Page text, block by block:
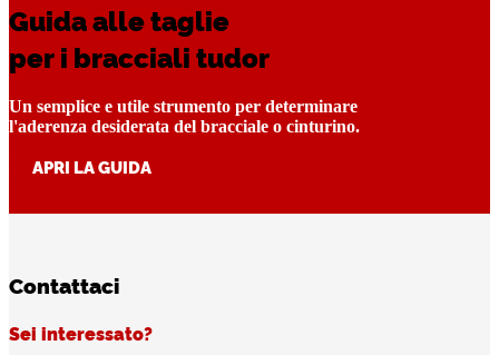
Guida alle taglie
per i bracciali tudor
Un semplice e utile strumento per determinare
l'aderenza desiderata del bracciale o cinturino.
APRI LA GUIDA
Contattaci
Sei interessato?